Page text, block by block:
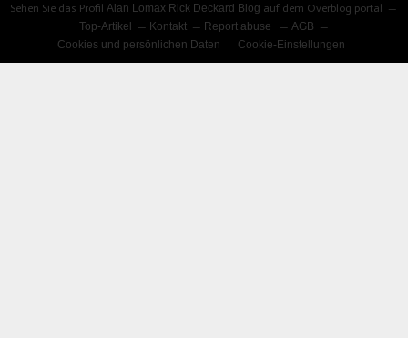
Sehen Sie das ProfilAlan Lomax Rick Deckard Blog auf dem Overblog portal
Top-Artikel
Kontakt Report abuse
AGB
Cookies und persönlichen Daten
Cookie-Einstellungen